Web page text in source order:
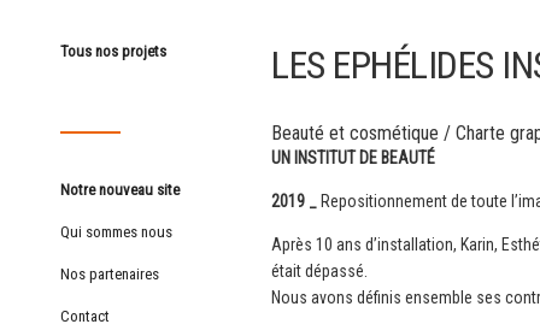
Tous nos projets
Notre nouveau site
Qui sommes nous
Nos partenaires
Contact
LES EPHÉLIDES
Beauté et cosmétique / Charte
UN INSTITUT DE BEAUTÉ
2019 _ Repositionnement de toute
Après 10 ans d’installation, Karin,
était dépassé.
Nous avons définis ensemble ses